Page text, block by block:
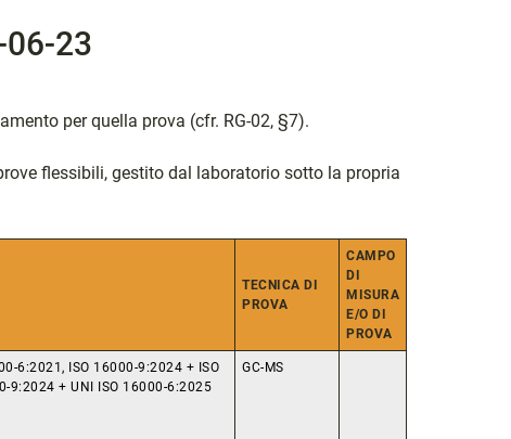
23
per quella prova (cfr. RG-02, §7).
flessibili, gestito dal laboratorio sotto la propria
TECNICA DI
PROVA
CAMPO
DI
MISURA
E/O DI
PROVA
6:2021, ISO 16000-9:2024 + ISO
9:2024 + UNI ISO 16000-6:2025
GC-MS